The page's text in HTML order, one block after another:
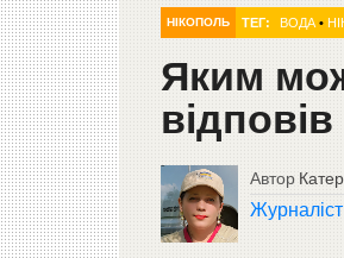
НІКОПОЛЬ ТЕГ: ВОДА•
Яким
Автор